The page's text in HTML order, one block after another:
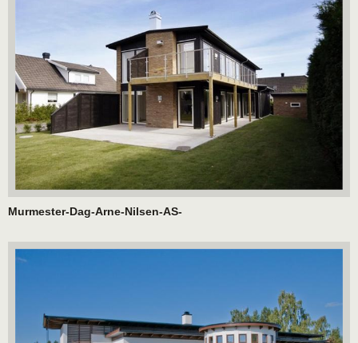
Murmester-Dag-Arne-Nilsen-AS-